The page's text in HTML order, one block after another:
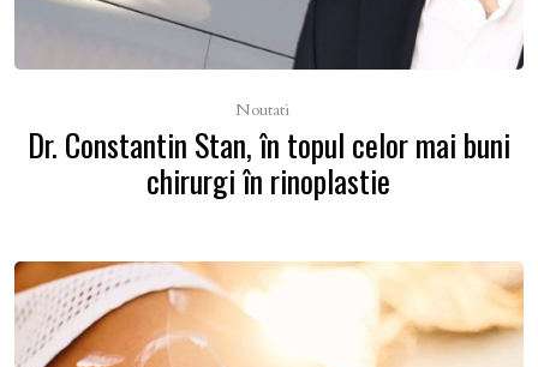
Noutati
Dr. Constantin Stan, în topul celor mai buni
chirurgi în rinoplastie